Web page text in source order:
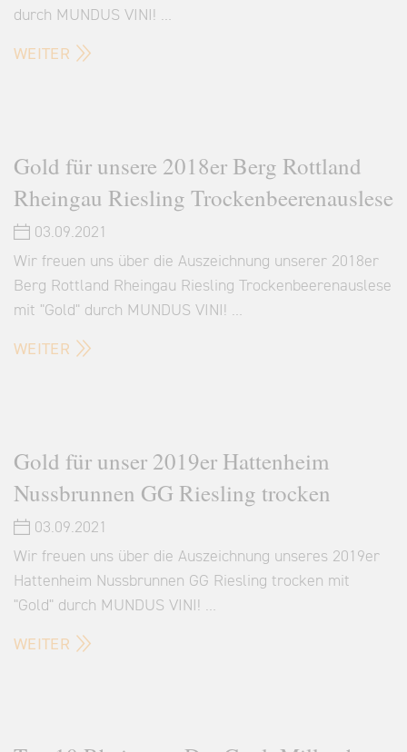
durch MUNDUS VINI! …
WEITER
Gold für unsere 2018er Berg Rottland
Rheingau Riesling Trockenbeerenauslese
03.09.2021
Wir freuen uns über die Auszeichnung unserer 2018er
Berg Rottland Rheingau Riesling Trockenbeerenauslese
mit "Gold" durch MUNDUS VINI! …
WEITER
Gold für unser 2019er Hattenheim
Nussbrunnen GG Riesling trocken
03.09.2021
Wir freuen uns über die Auszeichnung unseres 2019er
Hattenheim Nussbrunnen GG Riesling trocken mit
"Gold" durch MUNDUS VINI! …
WEITER